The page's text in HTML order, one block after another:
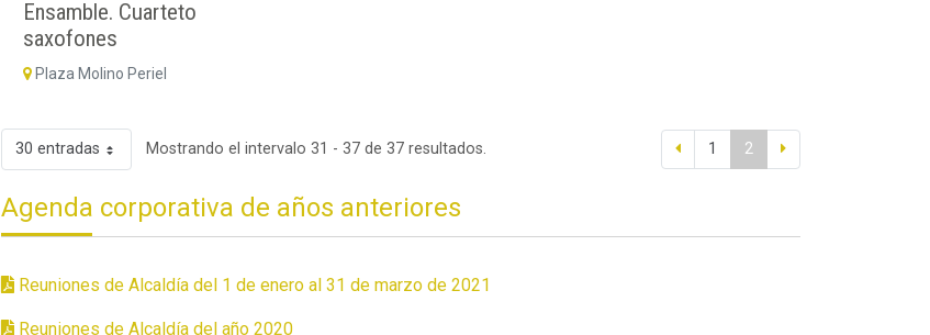
Ensamble. Cuarteto
saxofones
Plaza Molino Periel
30 entradas Mostrando el intervalo 31 - 37 de 37 resultados. 1 2
Agenda corporativa de años anteriores
Reuniones de Alcaldía del 1 de enero al 31 de marzo de 2021
Reuniones de Alcaldía del año 2020